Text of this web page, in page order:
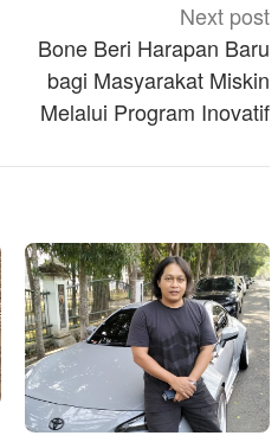
Next post
Bone Beri Harapan Baru
bagi Masyarakat Miskin
Melalui Program Inovatif